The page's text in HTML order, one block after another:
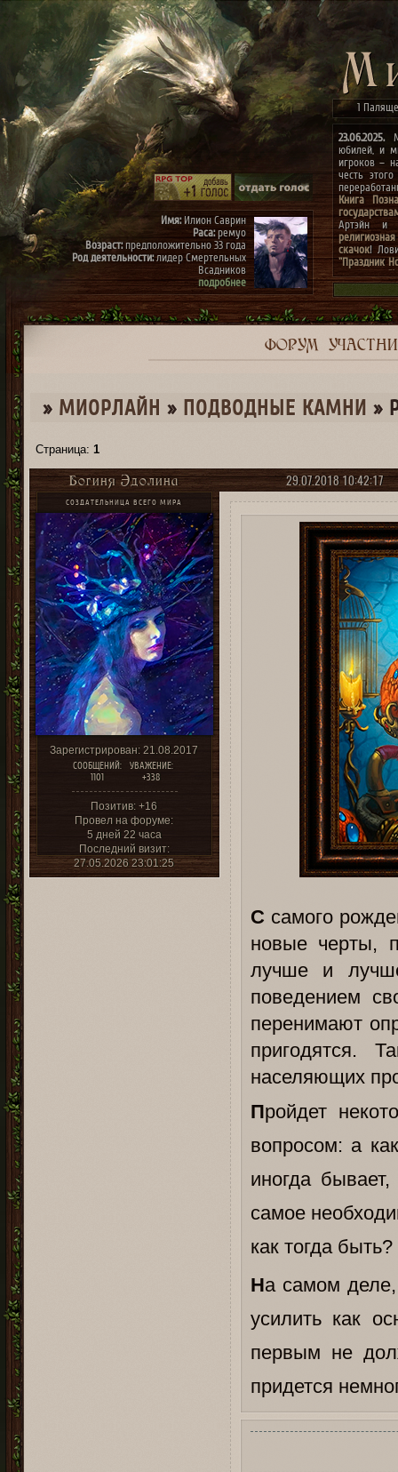
1
23.06.2025.
юбилей, и
игроков –
честь
Книга
Артэйн и
скачок!
"Праздник
конкурсах
архиве"(до
к
Имя:Илион Саврин
Раса:ремуо
Возраст:предположительно 33 года
Род деятельности:лидер Смертельных
Всадников
подробнее
Имя:Тэрис
Раса:ремуо
Возраст:предположительно 30 лет
подробнее
ФОРУМ
» МИОРЛАЙН » ­ПОДВОДНЫЕ КАМНИ »
Страница:1
29.07.2018 10:42:17
Богиня Эдолина
СОЗДАТЕЛЬНИЦА ВСЕГО МИРА
Зарегистрирован: 21.08.2017
СООБЩЕНИЙ:
1101
УВАЖЕНИЕ:
+338
Позитив: +16
Провел на форуме:
5 дней 22 часа
Последний визит:
27.05.2026 23:01:25
С самого
новые черты,
лучше и
поведением
перенимают
пригодятся.
населяющих
Пройдет
вопросом: а
иногда
самое
как тогда быть?
На самом
усилить как
первым не
придется